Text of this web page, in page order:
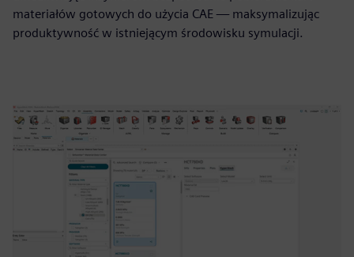
materiałów gotowych do użycia CAE — maksymalizując
produktywność w istniejącym środowisku symulacji.